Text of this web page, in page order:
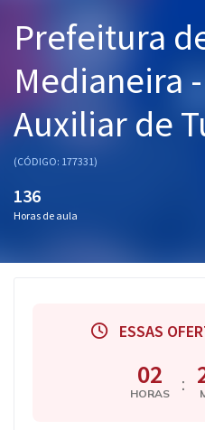
Graduação
OAB
Conteúdo gratuito
Prefeitura
Medianeira
Auxiliar de
(CÓDIGO: 177331)
136
Horas de aula
ESSAS
02
HORAS :